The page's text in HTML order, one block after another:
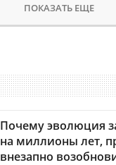
ПОКАЗАТЬ ЕЩЕ
Почему эволюция
на миллионы лет,
внезапно